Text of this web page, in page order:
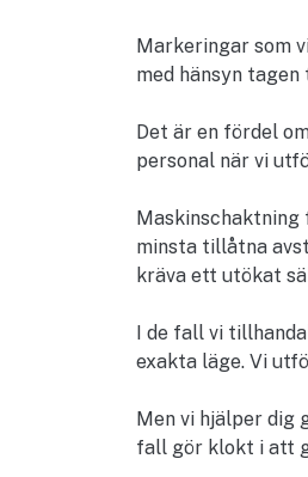
Markeringar som
med hänsyn
Det är en fördel
personal när vi
minsta tillåtna
kräva ett utökat
I de fall vi
exakta läge. Vi
Men vi hjälper dig
fall gör klokt i att